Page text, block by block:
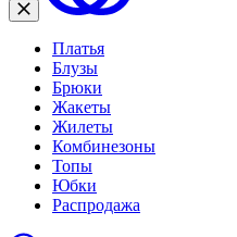
Платья
Блузы
Брюки
Жакеты
Жилеты
Комбинезоны
Топы
Юбки
Распродажа